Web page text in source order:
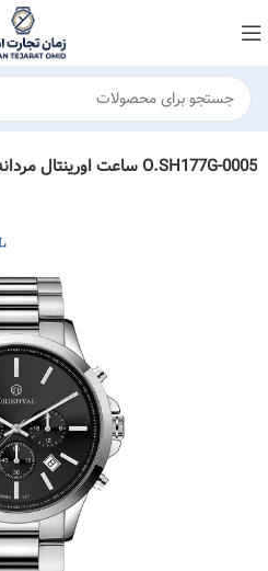
ساعت اورینتال مردانه کد O.SH177G-0005